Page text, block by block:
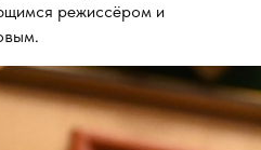
режиссёром и